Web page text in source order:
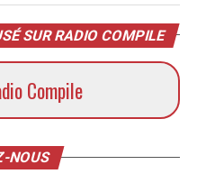
SUR RADIO COMPILE
Compile
NOUS